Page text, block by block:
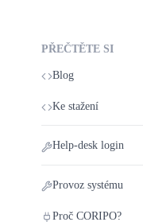
PŘEČTĚTE SI
Blog
Ke stažení
Help‑desk login
Provoz systému
Proč CORIPO?